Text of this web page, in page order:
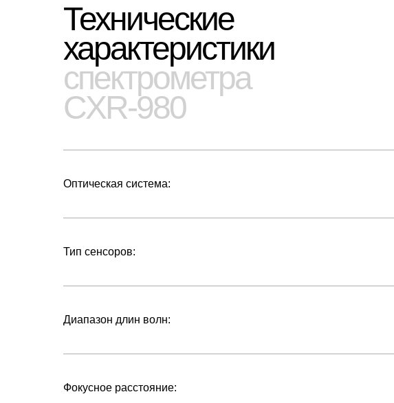
Технические
характеристики
спектрометра
CXR-980
Оптическая система:
Тип сенсоров:
Фокусное расстояние:
Диапазон длин волн: